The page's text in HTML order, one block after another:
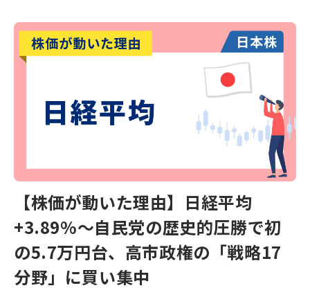
【株価が動いた理由】日経平均
+3.89%～自民党の歴史的圧勝で初
の5.7万円台、高市政権の「戦略17
分野」に買い集中